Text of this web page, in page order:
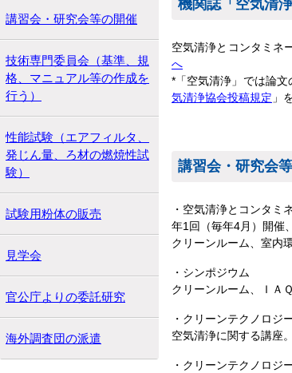
機関誌「空気清
空気清浄とコンタミ
へ
*「空気清浄」では論
気清浄協会投稿規定 」
講習会・研究会
・空気清浄とコンタミ
年1回（毎年4月）開催
クリーンルーム、室内
・シンポジウム
クリーンルーム、ＩＡ
・クリーンテクノロジ
空気清浄に関する講座
・クリーンテクノロジ
講習会・研究会等の開催
技術専門委員会（基準、規
格、マニュアル等の作成を
行う）
性能試験（エアフィルタ、
発じん量、ろ材の燃焼性試
験）
試験用粉体の販売
見学会
官公庁よりの委託研究
海外調査団の派遣